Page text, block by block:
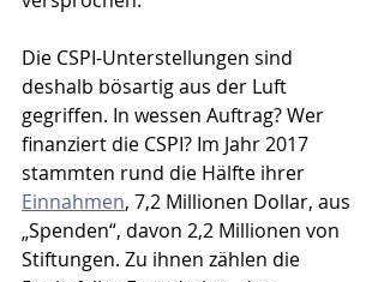
Die CSPI-Unterstellungen sind
deshalb bösartig aus der Luft
gegriffen. In wessen Auftrag? Wer
finanziert die CSPI? Im Jahr 2017
stammten rund die Hälfte ihrer
Einnahmen, 7,2 Millionen Dollar, aus
„Spenden“, davon 2,2 Millionen von
Stiftungen. Zu ihnen zählen die